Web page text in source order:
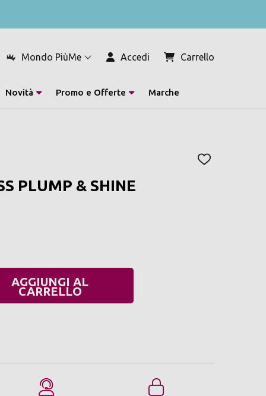
Mondo PiùMe Accedi Carrello
Novità Promo e Offerte Marche
AGGIUNGI
PLUMP & SHINE
AGGIUNGI AL
CARRELLO